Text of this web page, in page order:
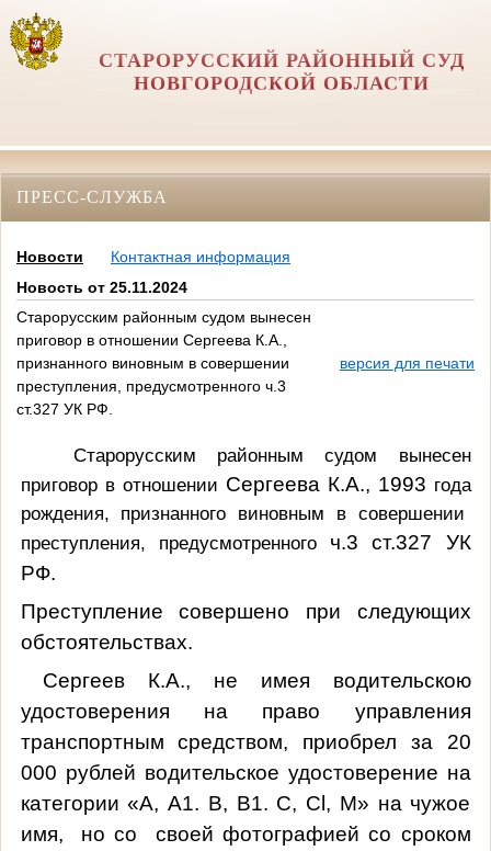
СТАРОРУССКИЙ РАЙОННЫЙ СУД
НОВГОРОДСКОЙ ОБЛАСТИ
ПРЕСС-СЛУЖБА
Новости
Контактная информация
Новость от 25.11.2024
Старорусским районным судом вынесен
приговор в отношении Сергеева К.А.,
признанного виновным в совершении
преступления, предусмотренного ч.3
ст.327 УК РФ.
версия для печати
Старорусским районным судом вынесен
приговор в отношении Сергеева К.А., 1993 года
рождения, признанного виновным в совершении
преступления, предусмотренного ч.3 ст.327 УК
РФ.
Преступление совершено при следующих
обстоятельствах.
Cepгеев К.А., не имея водительскою
удостоверения на право управления
транспортным средством, приобрел за 20
000 рублей водительское удостоверение на
категории «А, А1. В, В1. С, Cl, М» на чужое
имя, но со своей фотографией со сроком